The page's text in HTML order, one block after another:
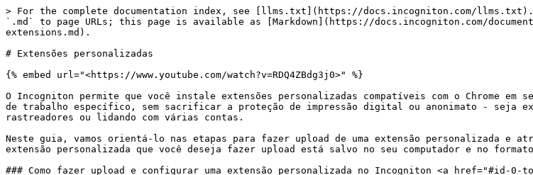
> For the complete documentation index, see [llms.txt](https://docs.incogniton.com/llms.txt).
`.md` to page URLs; this page is available as [Markdown](https://docs.incogniton.com/
extensions.md).
# Extensões personalizadas
{% embed url="<https://www.youtube.com/watch?v=RDQ4ZBdg3j0>" %}
O Incogniton permite que você instale extensões personalizadas compatíveis com o Chrome
de trabalho específico, sem sacrificar a proteção de impressão digital ou anonimato - seja
rastreadores ou lidando com várias contas.
Neste guia, vamos orientá-lo nas etapas para fazer upload de uma extensão personalizada
extensão personalizada que você deseja fazer upload está salvo no seu computador e no
### Como fazer upload e configurar uma extensão personalizada no Incogniton <a